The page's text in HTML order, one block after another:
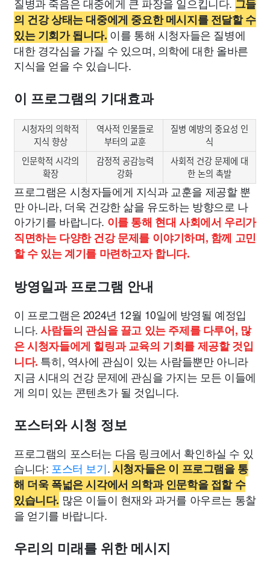
그들
의 건강 상태는 대중에게 중요한 메시지를 전달할 수
있는 기회가 됩니다. 이를 통해 시청자들은 질병에
대한 경각심을 가질 수 있으며, 의학에 대한 올바른
지식을 얻을 수 있습니다.
이 프로그램의 기대효과
시청자의 의학적
지식 향상
역사적 인물들로
부터의 교훈
질병 예방의 중요성 인
식
인문학적 시각의
확장
감정적 공감능력
강화
사회적 건강 문제에 대
한 논의 촉발
프로그램은 시청자들에게 지식과 교훈을 제공할 뿐
만 아니라, 더욱 건강한 삶을 유도하는 방향으로 나
아가기를 바랍니다. 이를 통해 현대 사회에서 우리가
직면하는 다양한 건강 문제를 이야기하며, 함께 고민
할 수 있는 계기를 마련하고자 합니다.
방영일과 프로그램 안내
이 프로그램은 2024년 12월 10일에 방영될 예정입
니다.사람들의 관심을 끌고 있는 주제를 다루어, 많
은 시청자들에게 힐링과 교육의 기회를 제공할 것입
니다. 특히, 역사에 관심이 있는 사람들뿐만 아니라
지금 시대의 건강 문제에 관심을 가지는 모든 이들에
게 의미 있는 콘텐츠가 될 것입니다.
포스터와 시청 정보
프로그램의 포스터는 다음 링크에서 확인하실 수 있
습니다: 포스터 보기.시청자들은 이 프로그램을 통
해 더욱 폭넓은 시각에서 의학과 인문학을 접할 수
있습니다. 많은 이들이 현재와 과거를 아우르는 통찰
을 얻기를 바랍니다.
우리의 미래를 위한 메시지